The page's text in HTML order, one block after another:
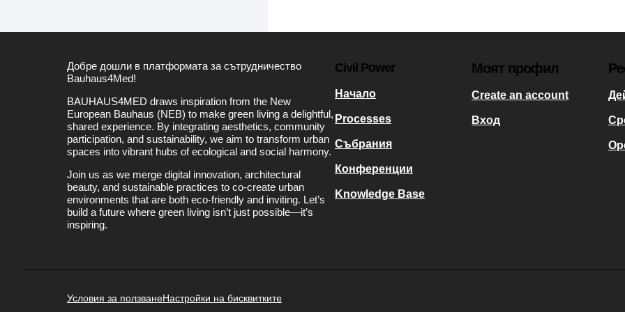
Добре дошли в платформата за сътрудничество
Bauhaus4Med!
BAUHAUS4MED draws inspiration from the New
European Bauhaus (NEB) to make green living a delightful,
shared experience. By integrating aesthetics, community
participation, and sustainability, we aim to transform urban
spaces into vibrant hubs of ecological and social harmony.
Join us as we merge digital innovation, architectural
beauty, and sustainable practices to co-create urban
environments that are both eco-friendly and inviting. Let’s
build a future where green living isn’t just possible—it’s
inspiring.
Civil Power
Начало
Processes
Събрания
Конференции
Knowledge Base
Моят профил
Create an account
Вход
Условия за ползванеНастройки на бисквитките